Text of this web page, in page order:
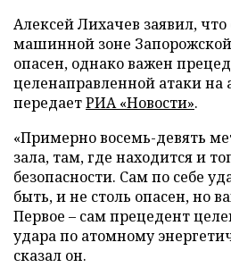
Алексей Лихачев заявил,
машинной зоне
опасен, однако важен
целенаправленной атаки на
передаетРИА «Новости».
«Примерно восемь-девять
зала, там, где находится и
безопасности. Сам по себе
быть, и не столь опасен, но
Первое – сам прецедент
удара по атомному
сказал он.